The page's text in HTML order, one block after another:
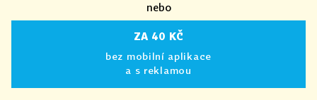
nebo
ZA 40 KČ
bez mobilní aplikace
a s reklamou